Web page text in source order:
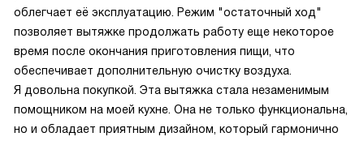
облегчает её эксплуатацию. Режим "остаточный ход"
позволяет вытяжке продолжать работу еще некоторое
время после окончания приготовления пищи, что
обеспечивает дополнительную очистку воздуха.
Я довольна покупкой. Эта вытяжка стала незаменимым
помощником на моей кухне. Она не только функциональна,
но и обладает приятным дизайном, который гармонично